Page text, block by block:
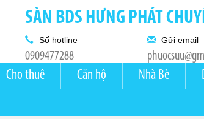
SÀN BDS HƯNG PHÁT
Số hotline
0909477288
Gửi email
Cho thuê Căn hộ Nhà Bè